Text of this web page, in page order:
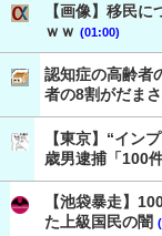
【画像】移民
ｗｗ (01:00)
認知症の高齢者
者の8割がだま
【東京】“イン
歳男逮捕「100
【池袋暴走】
た上級国民の闇